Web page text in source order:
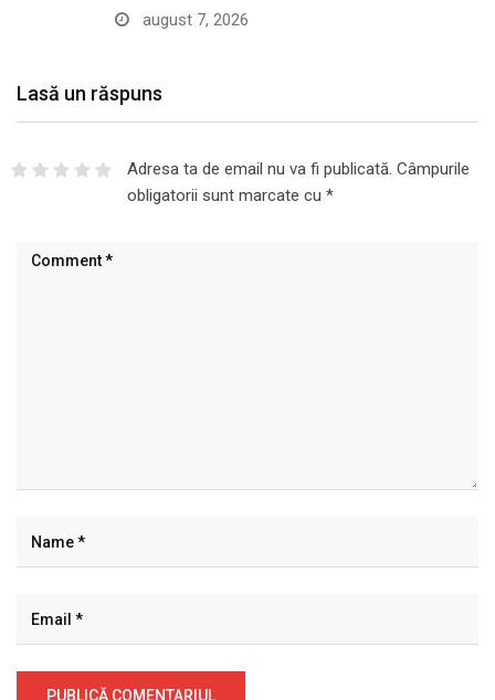
august 7, 2026
Lasă un răspuns
Adresa ta de email nu va fi publicată. Câmpurile
obligatorii sunt marcate cu *